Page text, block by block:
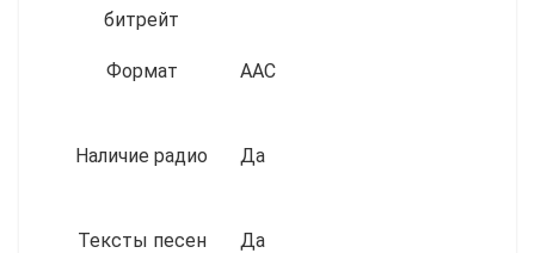
битрейт
Формат AAC
Наличие радио Да
Тексты песен Да